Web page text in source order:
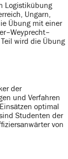
Logistikübung
Ungarn,
Übung mit einer
wird die Übung
der
und Verfahren
optimal
Studenten der
von